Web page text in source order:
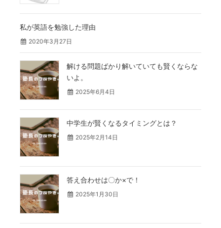
私が英語を勉強した理由
2020年3月27日
解ける問題ばかり解いていても賢くならな
いよ。
2025年6月4日
中学生が賢くなるタイミングとは？
2025年2月14日
答え合わせは〇か×で！
2025年1月30日